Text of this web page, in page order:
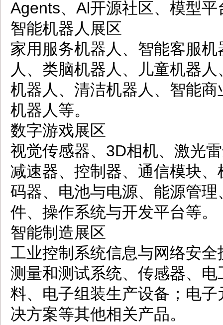
Agents、Al开源社区、模型
智能机器人展区
家用服务机器人、智能客服
人、类脑机器人、儿童机器
机器人、清洁机器人、智能
机器人等。
数字游戏展区
视觉传感器、3D相机、激光
减速器、控制器、通信模块
码器、电池与电源、能源管
件、操作系统与开发平台等。
智能制造展区
工业控制系统信息与网络安
测量和测试系统、传感器、
料、电子组装生产设备；电
决方案等其他相关产品。